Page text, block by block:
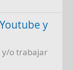
y
y/o trabajar